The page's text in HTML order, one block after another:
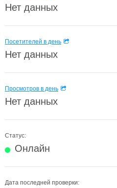
Нет данных
Посетителей в день
Нет данных
Просмотров в день
Нет данных
Статус:
Онлайн
Дата последней проверки: